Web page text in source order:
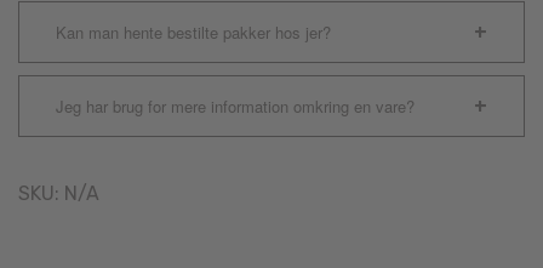
Kan man hente bestilte pakker hos jer?
Jeg har brug for mere information omkring en vare?
SKU: N/A